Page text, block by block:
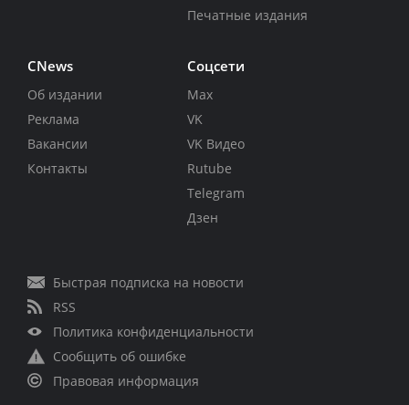
Печатные издания
CNews
Об издании
Реклама
Вакансии
Контакты
Соцсети
Max
VK
VK Видео
Rutube
Telegram
Дзен
Быстрая подписка на новости
RSS
Политика конфиденциальности
Сообщить об ошибке
Правовая информация